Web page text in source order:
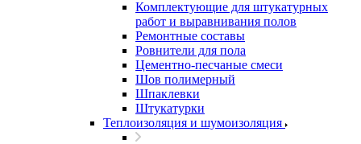
Комплектующие для штукатурных
работ и выравнивания полов
Ремонтные составы
Ровнители для пола
Цементно-песчаные смеси
Шов полимерный
Шпаклевки
Штукатурки
Теплоизоляция и шумоизоляция